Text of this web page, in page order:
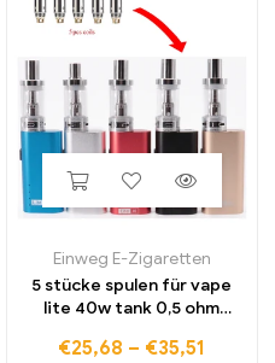
Einweg E-Zigaretten
5 stücke spulen für vape
lite 40w tank 0,5 ohm
Elektronische Zigarette
€25,68 – €35,51